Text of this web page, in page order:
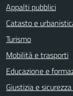
Appalti pubblici
Catasto e
Turismo
Mobilità e trasporti
Educazione e
Giustizia e